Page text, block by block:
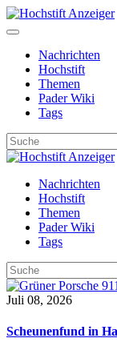
Nachrichten
Hochstift
Themen
Pader Wiki
Tags
Nachrichten
Hochstift
Themen
Pader Wiki
Tags
Juli 08, 2026
Scheunenfund in